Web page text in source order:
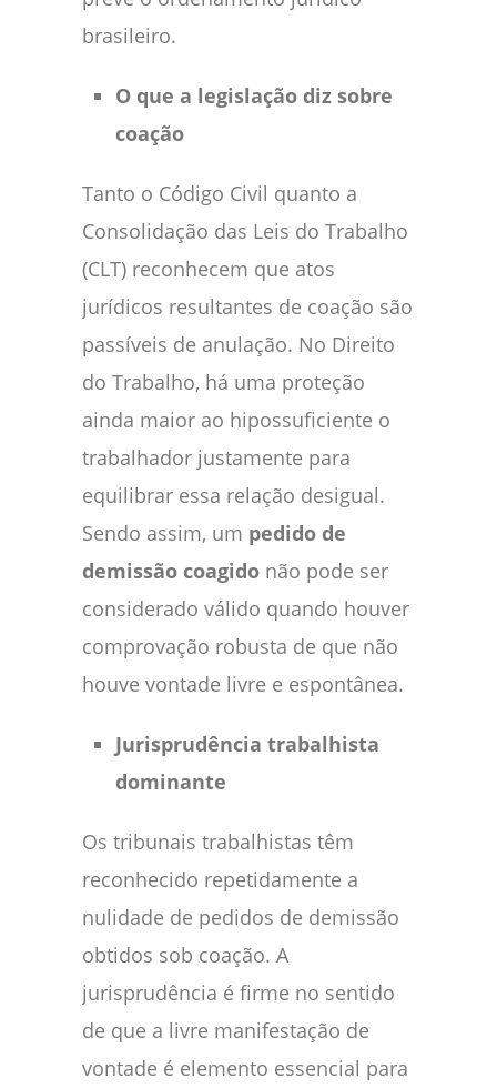
brasileiro.
O que a legislação diz sobre
coação
Tanto o Código Civil quanto a
Consolidação das Leis do Trabalho
(CLT) reconhecem que atos
jurídicos resultantes de coação são
passíveis de anulação. No Direito
do Trabalho, há uma proteção
ainda maior ao hipossuficiente o
trabalhador justamente para
equilibrar essa relação desigual.
Sendo assim, um pedido de
demissão coagido não pode ser
considerado válido quando houver
comprovação robusta de que não
houve vontade livre e espontânea.
Jurisprudência trabalhista
dominante
Os tribunais trabalhistas têm
reconhecido repetidamente a
nulidade de pedidos de demissão
obtidos sob coação. A
jurisprudência é firme no sentido
de que a livre manifestação de
vontade é elemento essencial para